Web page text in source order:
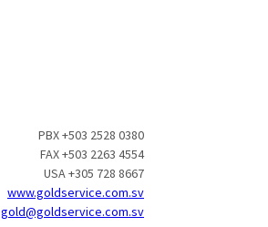
PBX +503 2528 0380
FAX +503 2263 4554
USA +305 728 8667
www.goldservice.com.sv
gold@goldservice.com.sv